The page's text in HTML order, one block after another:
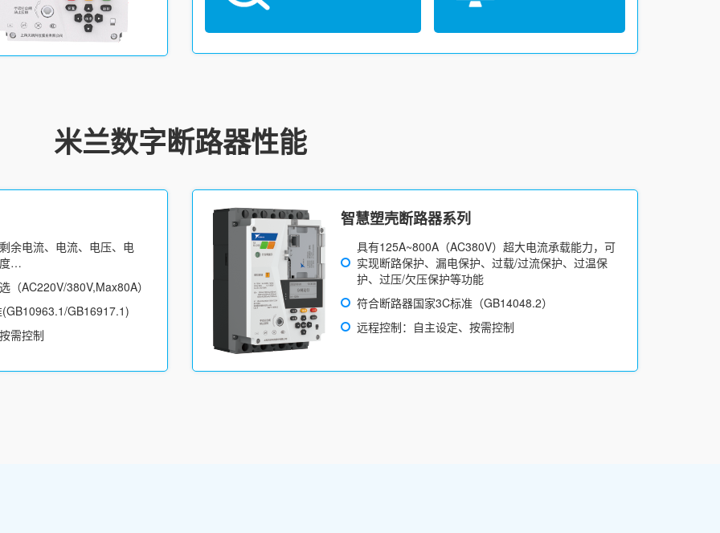
米兰数字断路器性能
余电流、电流、电压、电
…
（AC220V/380V,Max80A）
GB16917.1)
需控制
智慧塑壳断路器系列
具有125A~800A（AC380V）超大电流承载能力，可
实现断路保护、漏电保护、过载/过流保护、过温保
护、过压/欠压保护等功能
符合断路器国家3C标准（GB14048.2）
远程控制：自主设定、按需控制